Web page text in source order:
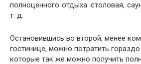
полноценного отдыха: столовая,
т. д.
Остановившись во второй, менее
гостинице, можно потратить
которые так же можно получить